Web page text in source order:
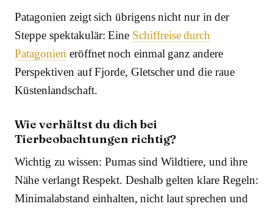
Patagonien zeigt sich übrigens nicht nur in der
Steppe spektakulär: Eine Schiffreise durch
Patagonien eröffnet noch einmal ganz andere
Perspektiven auf Fjorde, Gletscher und die raue
Küstenlandschaft.
Wie verhältst du dich bei
Tierbeobachtungen richtig?
Wichtig zu wissen: Pumas sind Wildtiere, und ihre
Nähe verlangt Respekt. Deshalb gelten klare Regeln:
Minimalabstand einhalten, nicht laut sprechen und